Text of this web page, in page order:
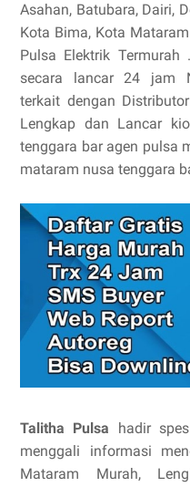
Asahan, Batubara, Dairi,
Kota Bima, Kota
Pulsa Elektrik
secara lancar 24 jam
terkait dengan
Lengkap dan Lancar
tenggara bar agen pulsa
mataram nusa tenggara
Talitha Pulsa hadir
menggali informasi
Mataram Murah,